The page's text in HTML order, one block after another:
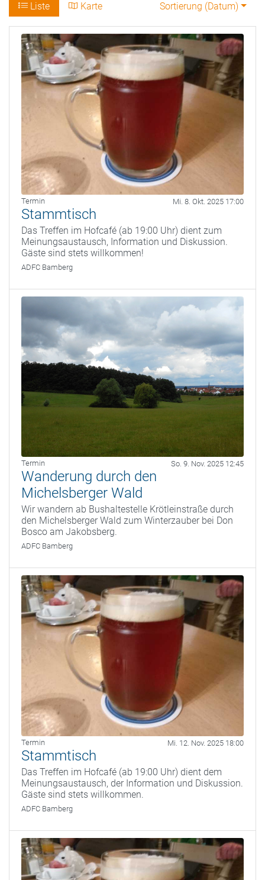
Liste
Karte Sortierung (Datum)
Termin Mi. 8. Okt. 2025 17:00
Stammtisch
Das Treffen im Hofcafé (ab 19:00 Uhr) dient zum
Meinungsaustausch, Information und Diskussion.
Gäste sind stets willkommen!
ADFC Bamberg
Termin So. 9. Nov. 2025 12:45
Wanderung durch den
Michelsberger Wald
Wir wandern ab Bushaltestelle Krötleinstraße durch
den Michelsberger Wald zum Winterzauber bei Don
Bosco am Jakobsberg.
ADFC Bamberg
Termin Mi. 12. Nov. 2025 18:00
Stammtisch
Das Treffen im Hofcafé (ab 19:00 Uhr) dient dem
Meinungsaustausch, der Information und Diskussion.
Gäste sind stets willkommen.
ADFC Bamberg